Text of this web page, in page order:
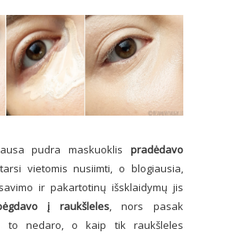
pudra maskuoklis pradėdavo
vietomis nusiimti, o blogiausia,
ir pakartotinų išsklaidymų jis
į raukšleles, nors pasak
to nedaro, o kaip tik raukšleles